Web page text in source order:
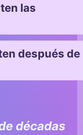
las
después de
décadas